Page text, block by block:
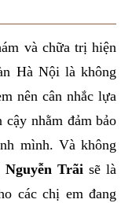
và chữa trị hiện
Hà Nội là không
nên cân nhắc lựa
nhằm đảm bảo
mình. Và không
Trãi sẽ là
các chị em đang